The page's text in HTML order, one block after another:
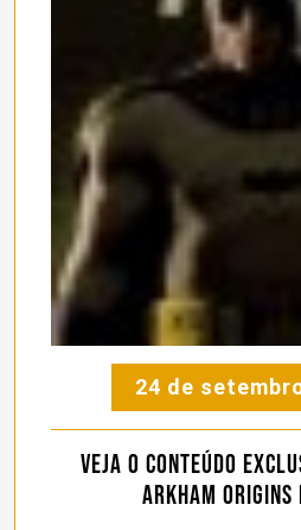
24 de
Veja o conteúdo
Arkham Origins